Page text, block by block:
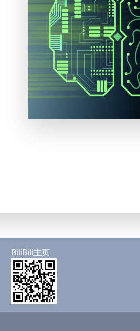
BiliBili主页